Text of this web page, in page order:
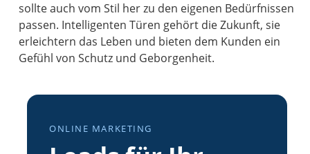
sollte auch vom Stil her zu den eigenen Bedürfnissen
passen. Intelligenten Türen gehört die Zukunft, sie
erleichtern das Leben und bieten dem Kunden ein
Gefühl von Schutz und Geborgenheit.
ONLINE MARKETING